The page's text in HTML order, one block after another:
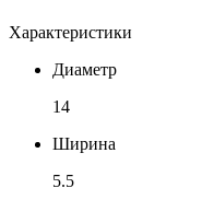
Характеристики
Диаметр
14
Ширина
5.5